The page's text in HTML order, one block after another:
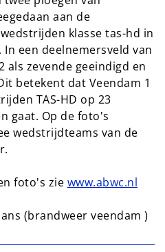
aan de
klasse tas-hd in
een deelnemersveld van
als zevende geeindigd en
betekent dat Veendam 1
TAS-HD op 23
gaat. Op de foto's
wedstrijdteams van de
foto's zie www.abwc.nl
(brandweer veendam )